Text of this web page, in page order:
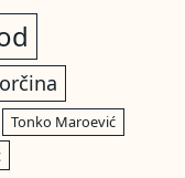
Tonko Maroević